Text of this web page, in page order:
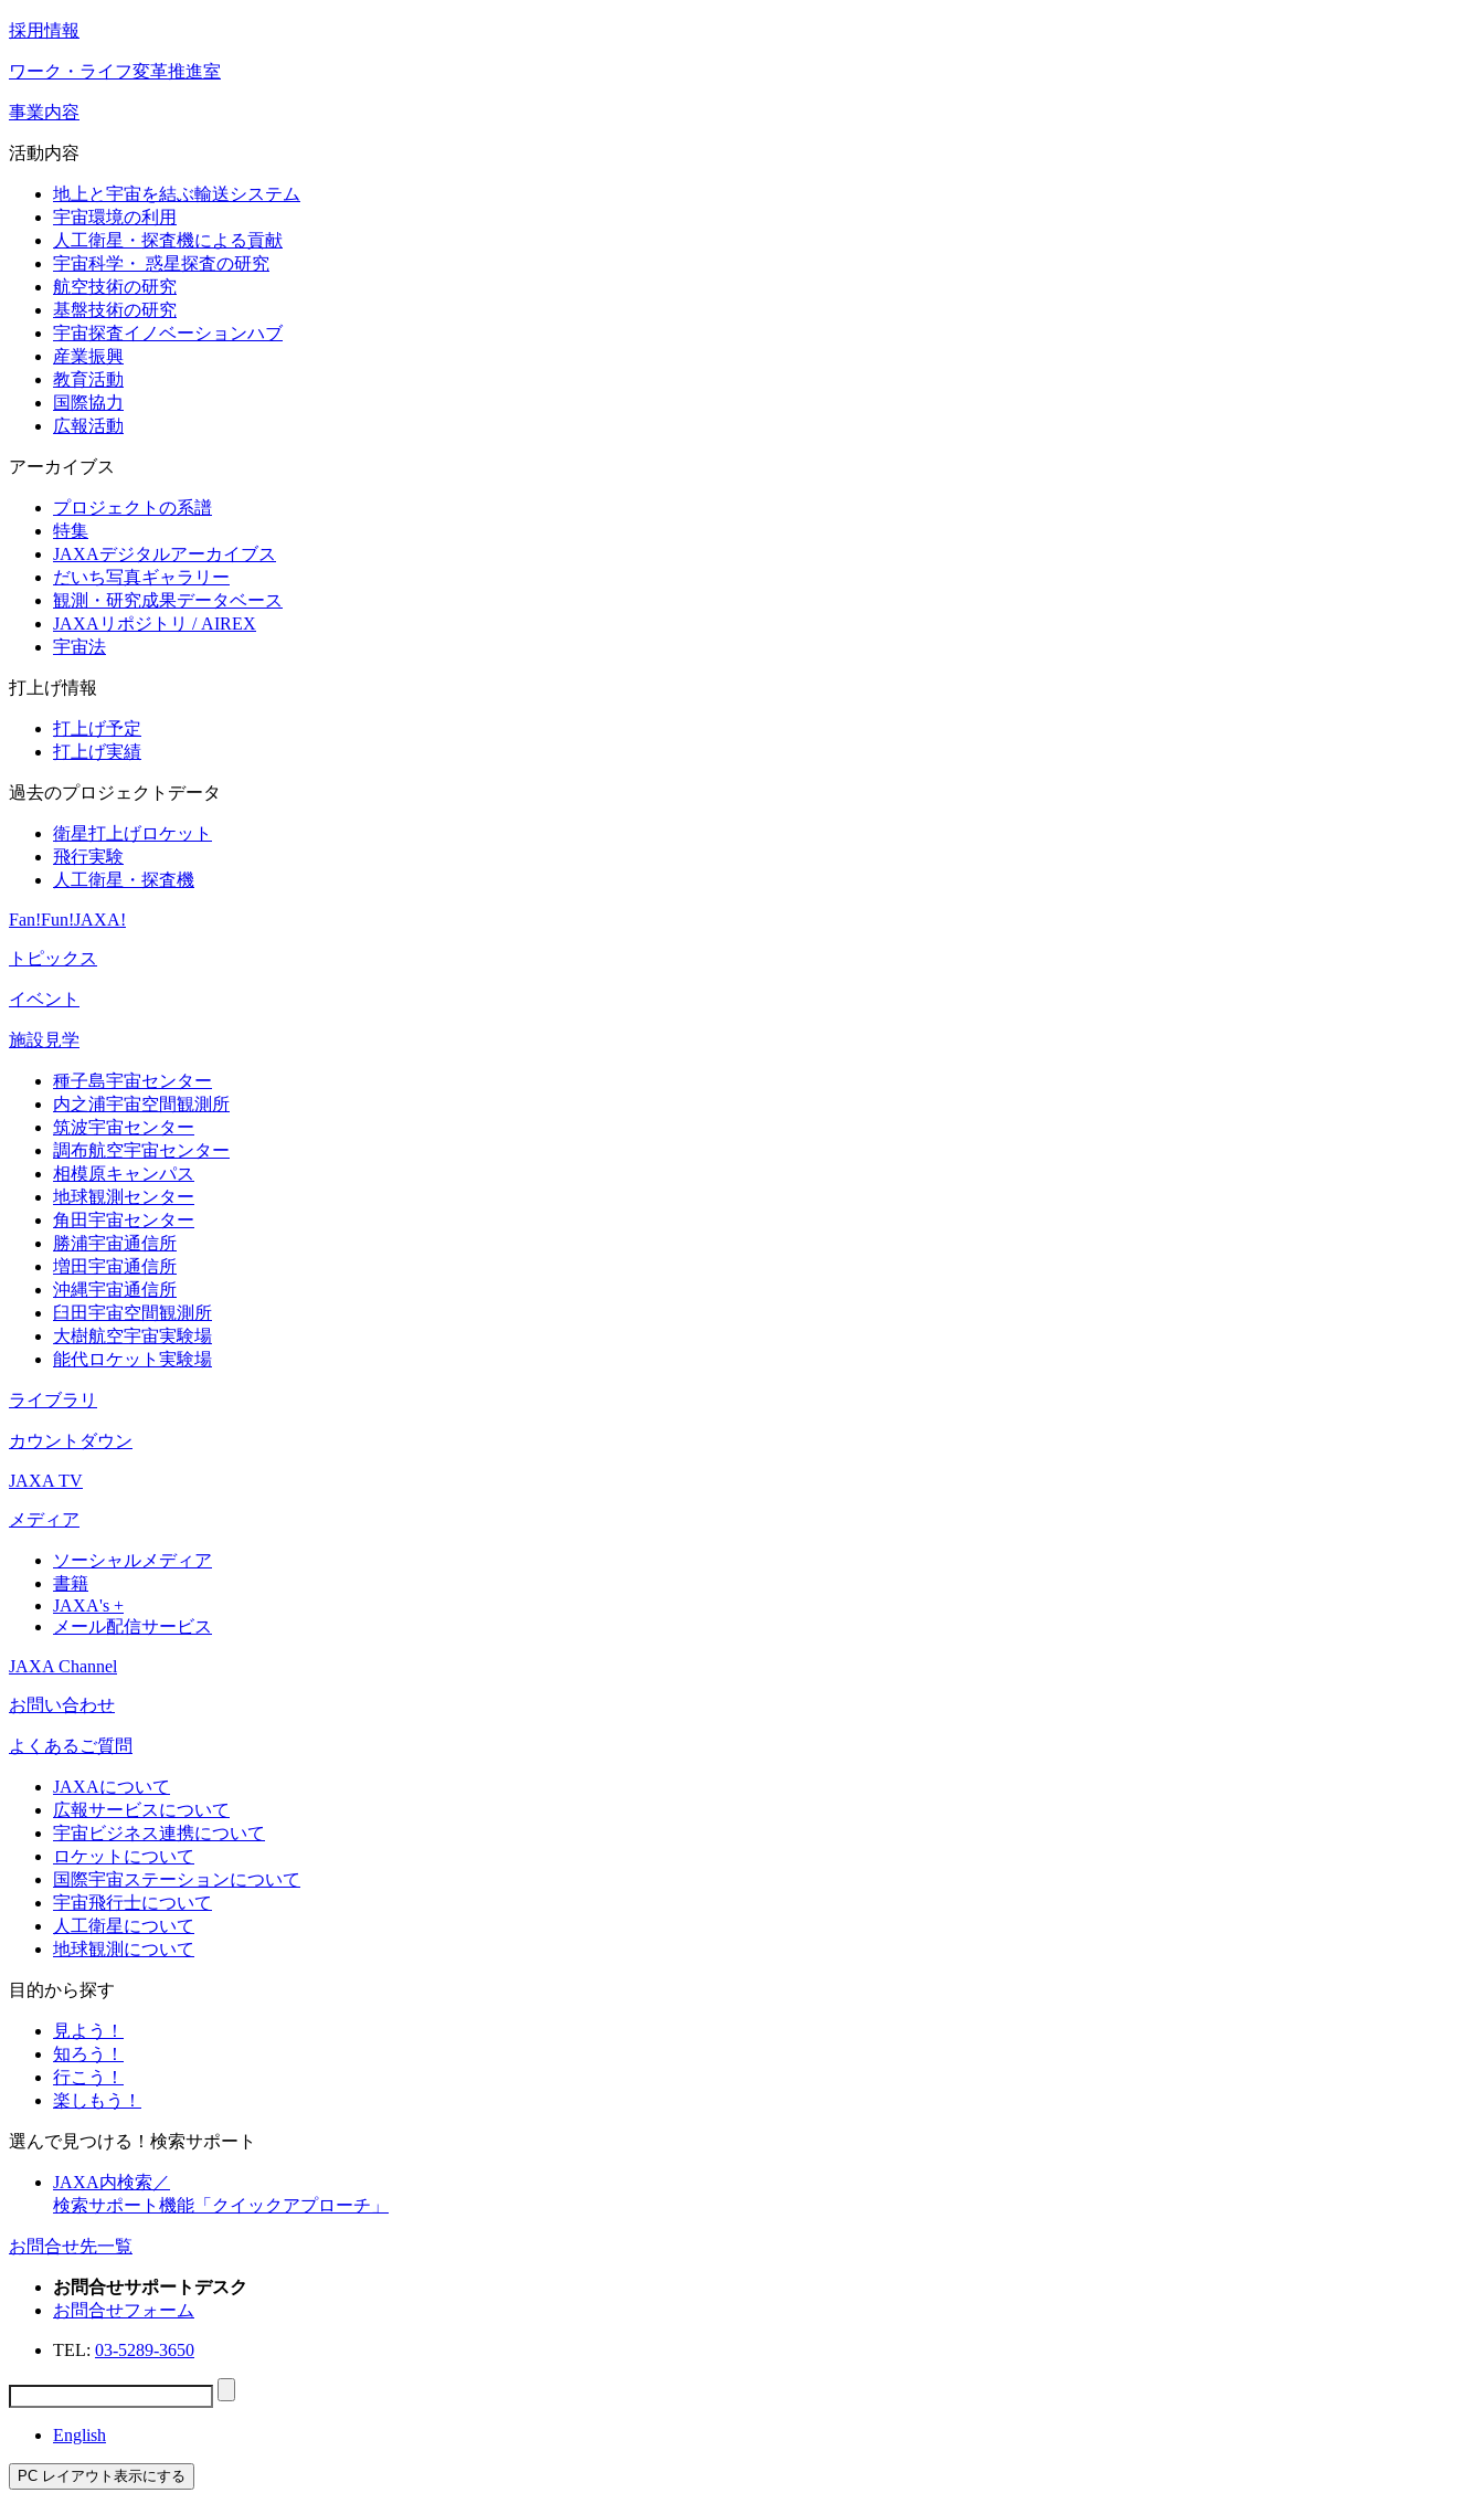
採用情報
ワーク・ライフ変革推進室
事業内容
活動内容
地上と宇宙を結ぶ輸送システム
宇宙環境の利用
人工衛星・探査機による貢献
宇宙科学・ 惑星探査の研究
航空技術の研究
基盤技術の研究
宇宙探査イノベーションハブ
産業振興
教育活動
国際協力
広報活動
アーカイブス
プロジェクトの系譜
特集
JAXAデジタルアーカイブス
だいち写真ギャラリー
観測・研究成果データベース
JAXAリポジトリ / AIREX
宇宙法
打上げ情報
打上げ予定
打上げ実績
過去のプロジェクトデータ
衛星打上げロケット
飛行実験
人工衛星・探査機
Fan!Fun!JAXA!
トピックス
イベント
施設見学
種子島宇宙センター
内之浦宇宙空間観測所
筑波宇宙センター
調布航空宇宙センター
相模原キャンパス
地球観測センター
角田宇宙センター
勝浦宇宙通信所
増田宇宙通信所
沖縄宇宙通信所
臼田宇宙空間観測所
大樹航空宇宙実験場
能代ロケット実験場
ライブラリ
カウントダウン
JAXA TV
メディア
ソーシャルメディア
書籍
JAXA's +
メール配信サービス
JAXA Channel
お問い合わせ
よくあるご質問
JAXAについて
広報サービスについて
宇宙ビジネス連携について
ロケットについて
国際宇宙ステーションについて
宇宙飛行士について
人工衛星について
地球観測について
目的から探す
見よう！
知ろう！
行こう！
楽しもう！
選んで見つける！検索サポート
JAXA内検索／
検索サポート機能「クイックアプローチ」
お問合せ先一覧
お問合せサポートデスク
お問合せフォーム
TEL: 03-5289-3650
English
PC レイアウト表示にする